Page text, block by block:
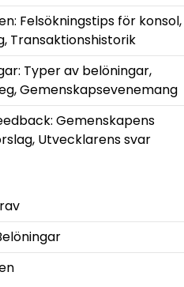
Felsökningstips för konsol,
Transaktionshistorik
Typer av belöningar,
Gemenskapsevenemang
Gemenskapens
Utvecklarens svar